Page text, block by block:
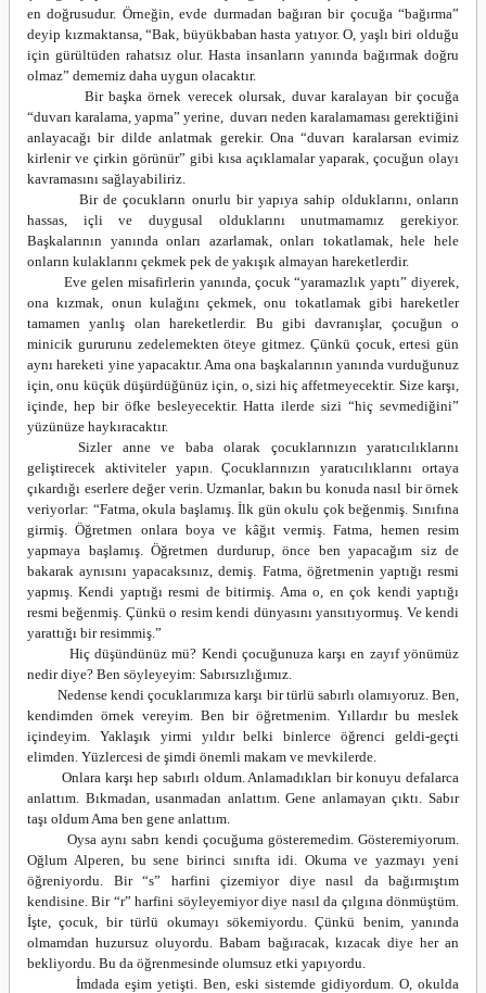
en doğrusudur. Örneğin, evde durmadan bağıran bir çocuğa “bağırma”
deyip kızmaktansa, “Bak, büyükbaban hasta yatıyor. O, yaşlı biri olduğu
için gürültüden rahatsız olur. Hasta insanların yanında bağırmak doğru
olmaz” dememiz daha uygun olacaktır.
Bir başka örnek verecek olursak, duvar karalayan bir çocuğa
“duvarı karalama, yapma” yerine, duvarı neden karalamaması gerektiğini
anlayacağı bir dilde anlatmak gerekir. Ona “duvarı karalarsan evimiz
kirlenir ve çirkin görünür” gibi kısa açıklamalar yaparak, çocuğun olayı
kavramasını sağlayabiliriz.
Bir de çocukların onurlu bir yapıya sahip olduklarını, onların
hassas, içli ve duygusal olduklarını unutmamamız gerekiyor.
Başkalarının yanında onları azarlamak, onları tokatlamak, hele hele
onların kulaklarını çekmek pek de yakışık almayan hareketlerdir.
Eve gelen misafirlerin yanında, çocuk “yaramazlık yaptı” diyerek,
ona kızmak, onun kulağını çekmek, onu tokatlamak gibi hareketler
tamamen yanlış olan hareketlerdir. Bu gibi davranışlar, çocuğun o
minicik gururunu zedelemekten öteye gitmez. Çünkü çocuk, ertesi gün
aynı hareketi yine yapacaktır. Ama ona başkalarının yanında vurduğunuz
için, onu küçük düşürdüğünüz için, o, sizi hiç affetmeyecektir. Size karşı,
içinde, hep bir öfke besleyecektir. Hatta ilerde sizi “hiç sevmediğini”
yüzünüze haykıracaktır.
Sizler anne ve baba olarak çocuklarınızın yaratıcılıklarını
geliştirecek aktiviteler yapın. Çocuklarınızın yaratıcılıklarını ortaya
çıkardığı eserlere değer verin. Uzmanlar, bakın bu konuda nasıl bir örnek
veriyorlar: “Fatma, okula başlamış. İlk gün okulu çok beğenmiş. Sınıfına
girmiş. Öğretmen onlara boya ve kâğıt vermiş. Fatma, hemen resim
yapmaya başlamış. Öğretmen durdurup, önce ben yapacağım siz de
bakarak aynısını yapacaksınız, demiş. Fatma, öğretmenin yaptığı resmi
yapmış. Kendi yaptığı resmi de bitirmiş. Ama o, en çok kendi yaptığı
resmi beğenmiş. Çünkü o resim kendi dünyasını yansıtıyormuş. Ve kendi
yarattığı bir resimmiş.”
Hiç düşündünüz mü? Kendi çocuğunuza karşı en zayıf yönümüz
nedir diye? Ben söyleyeyim: Sabırsızlığımız.
Nedense kendi çocuklarımıza karşı bir türlü sabırlı olamıyoruz. Ben,
kendimden örnek vereyim. Ben bir öğretmenim. Yıllardır bu meslek
içindeyim. Yaklaşık yirmi yıldır belki binlerce öğrenci geldi-geçti
elimden. Yüzlercesi de şimdi önemli makam ve mevkilerde.
Onlara karşı hep sabırlı oldum. Anlamadıkları bir konuyu defalarca
anlattım. Bıkmadan, usanmadan anlattım. Gene anlamayan çıktı. Sabır
taşı oldum Ama ben gene anlattım.
Oysa aynı sabrı kendi çocuğuma gösteremedim. Gösteremiyorum.
Oğlum Alperen, bu sene birinci sınıfta idi. Okuma ve yazmayı yeni
öğreniyordu. Bir “s” harfini çizemiyor diye nasıl da bağırmıştım
kendisine. Bir “r” harfini söyleyemiyor diye nasıl da çılgına dönmüştüm.
İşte, çocuk, bir türlü okumayı sökemiyordu. Çünkü benim, yanında
olmamdan huzursuz oluyordu. Babam bağıracak, kızacak diye her an
bekliyordu. Bu da öğrenmesinde olumsuz etki yapıyordu.
İmdada eşim yetişti. Ben, eski sistemde gidiyordum. O, okulda